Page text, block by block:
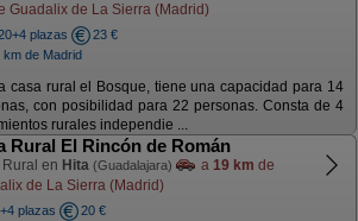
Guadalix de La Sierra (Madrid)
plazas
23 €
km de Madrid
casa rural el Bosque, tiene una capacidad para 14
con posibilidad para 22 personas. Consta de 4
rurales independie ...
Rural El Rincón de Román
en Hita (Guadalajara) a 19 km de
de La Sierra (Madrid)
plazas
20 €